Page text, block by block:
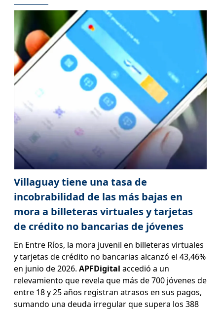
Villaguay tiene una tasa de
incobrabilidad de las más bajas en
mora a billeteras virtuales y tarjetas
de crédito no bancarias de jóvenes
En Entre Ríos, la mora juvenil en billeteras virtuales
y tarjetas de crédito no bancarias alcanzó el 43,46%
en junio de 2026. APFDigital accedió a un
relevamiento que revela que más de 700 jóvenes de
entre 18 y 25 años registran atrasos en sus pagos,
sumando una deuda irregular que supera los 388